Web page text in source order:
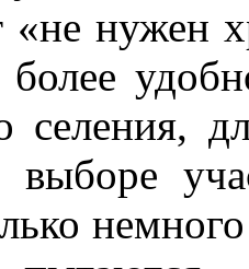
«не нужен
более
селения,
выборе